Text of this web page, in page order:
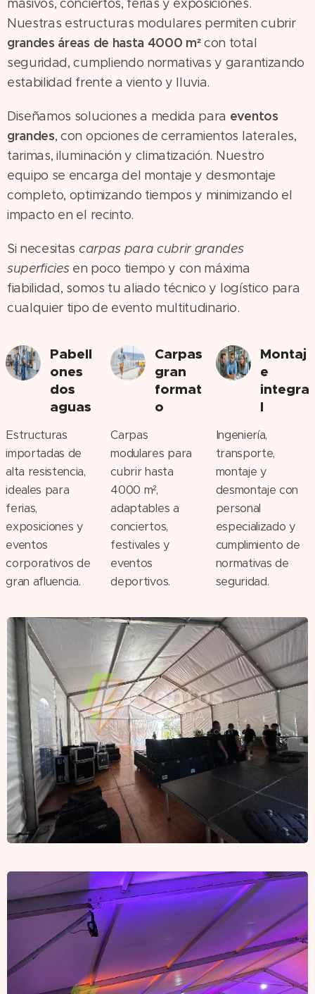
masivos, conciertos, ferias y exposiciones.
Nuestras estructuras modulares permiten cubrir
grandes áreas de hasta 4000 m²con total
seguridad, cumpliendo normativas y garantizando
estabilidad frente a viento y lluvia.
Diseñamos soluciones a medida para eventos
grandes, con opciones de cerramientos laterales,
tarimas, iluminación y climatización. Nuestro
equipo se encarga del montaje y desmontaje
completo, optimizando tiempos y minimizando el
impacto en el recinto.
Si necesitas carpas para cubrir grandes
superficiesen poco tiempo y con máxima
fiabilidad, somos tu aliado técnico y logístico para
cualquier tipo de evento multitudinario.
Pabell
ones
dos
aguas
Estructuras
importadas de
alta resistencia,
ideales para
ferias,
exposiciones y
eventos
corporativos de
gran afluencia.
Carpas
gran
format
o
Carpas
modulares para
cubrir hasta
4000 m²,
adaptables a
conciertos,
festivales y
eventos
deportivos.
Montaj
e
integra
l
Ingeniería,
transporte,
montaje y
desmontaje con
personal
especializado y
cumplimiento de
normativas de
seguridad.